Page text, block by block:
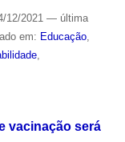
12/2021 — última
em: Educação,
,
vacinação será